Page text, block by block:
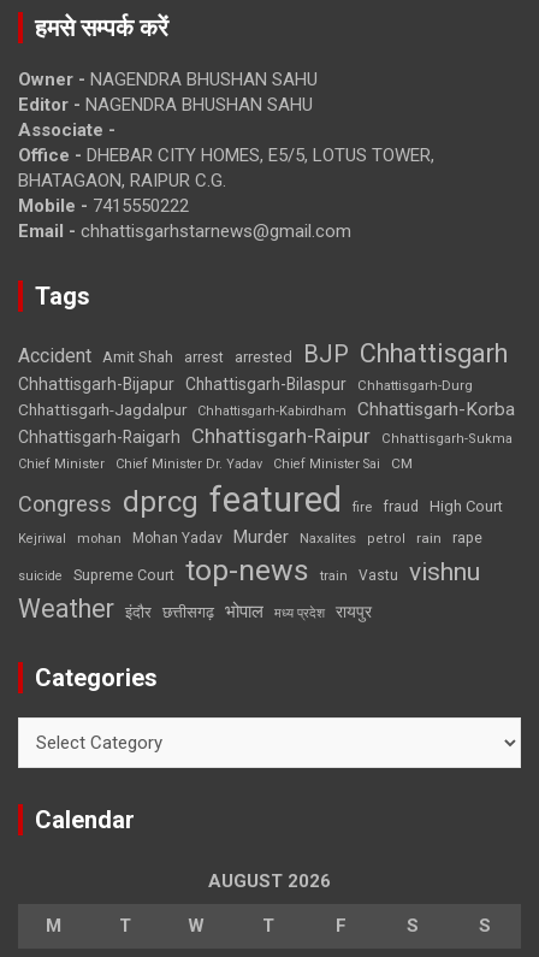
हमसे सम्पर्क करें
Owner - NAGENDRA BHUSHAN SAHU
Editor - NAGENDRA BHUSHAN SAHU
Associate -
Office - DHEBAR CITY HOMES, E5/5, LOTUS TOWER,
BHATAGAON, RAIPUR C.G.
Mobile - 7415550222
Email - chhattisgarhstarnews@gmail.com
Tags
Accident Amit Shah arrest arrested BJP Chhattisgarh
Chhattisgarh-Bijapur Chhattisgarh-Bilaspur Chhattisgarh-Durg
Chhattisgarh-Jagdalpur Chhattisgarh-Kabirdham Chhattisgarh-Korba
Chhattisgarh-Raigarh Chhattisgarh-Raipur
Chhattisgarh-Sukma
Chief Minister
Chief Minister Dr. Yadav Chief Minister Sai CM
Congress dprcg featured fire fraud High Court
Kejriwal mohan Mohan Yadav Murder Naxalites petrol rain rape
suicide Supreme Court top-news train Vastu vishnu
Weather इंदौर छत्तीसगढ़ भोपाल मध्य प्रदेश रायपुर
Categories
Calendar
AUGUST 2026
M T W T F S S